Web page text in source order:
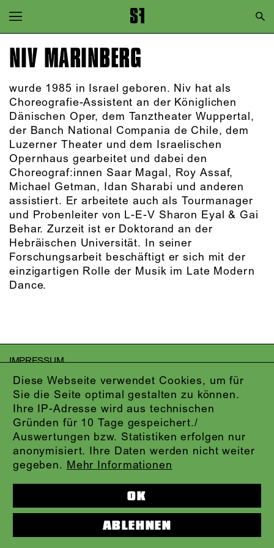
Zur Hauptnavigation springen
Zum Hauptinhalt springen
Diese Webseite verwendet Cookies, um für
Sie die Seite optimal gestalten zu können.
Ihre IP-Adresse wird aus technischen
Gründen für 10 Tage gespeichert./
Auswertungen bzw. Statistiken erfolgen nur
anonymisiert. Ihre Daten werden nicht weiter
gegeben. Mehr Informationen
OK
ABLEHNEN
NIV MARINBERG
wurde 1985 in Israel geboren. Niv hat als
Choreografie-Assistent an der Königlichen
Dänischen Oper, dem Tanztheater Wuppertal,
der Banch National Compania de Chile, dem
Luzerner Theater und dem Israelischen
Opernhaus gearbeitet und dabei den
Choreograf:innen Saar Magal, Roy Assaf,
Michael Getman, Idan Sharabi und anderen
assistiert. Er arbeitete auch als Tourmanager
und Probenleiter von L-E-V Sharon Eyal & Gai
Behar. Zurzeit ist er Doktorand an der
Hebräischen Universität. In seiner
Forschungsarbeit beschäftigt er sich mit der
einzigartigen Rolle der Musik im Late Modern
Dance.
IMPRESSUM
DATENSCHUTZ
AGB
KONTAKT
ABO-LOGIN
PRESSE
NEWSLETTER
AUDIOFORMATE